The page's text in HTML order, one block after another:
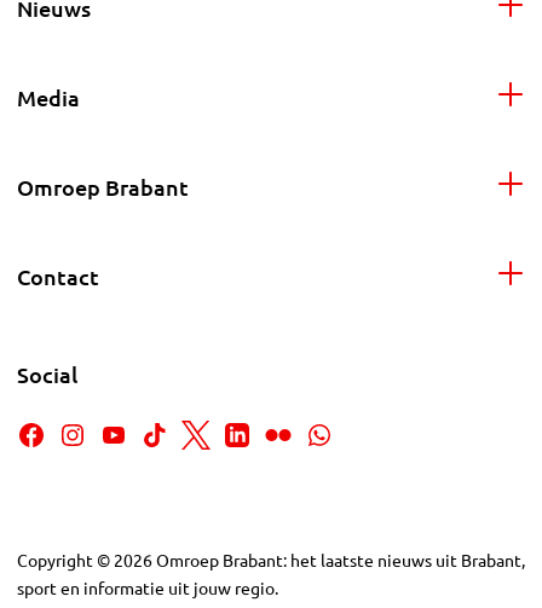
Nieuws
Media
Omroep Brabant
Contact
Social
Copyright © 2026Omroep Brabant: het laatste nieuws uit Brabant,
sport en informatie uit jouw regio.